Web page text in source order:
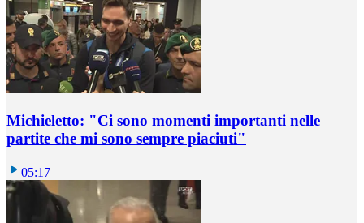
Michieletto: "Ci sono momenti importanti nelle
partite che mi sono sempre piaciuti"
05:17